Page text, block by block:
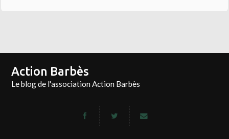
Action Barbès
Le blog de l'association Action Barbès